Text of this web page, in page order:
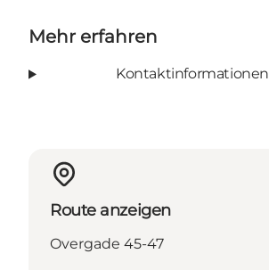
Mehr erfahren
Kontaktinformationen
Route anzeigen
Overgade 45-47